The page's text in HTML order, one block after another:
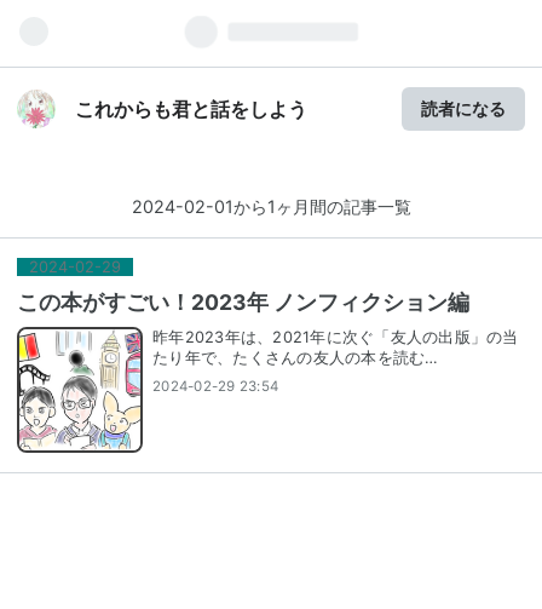
これからも君と話をしよう 読者になる
2024-02-01から1ヶ月間の記事一覧
2024-02-29
この本がすごい！2023年 ノンフィクション編
昨年2023年は、2021年に次ぐ「友人の出版」の当
たり年で、たくさんの友人の本を読む…
2024-02-29 23:54